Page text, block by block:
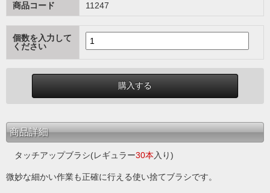
商品コード 11247
個数を入力して
ください
商品詳細
タッチアップブラシ(レギュラー30本 入り)
微妙な細かい作業も正確に行える使い捨てブラシです。